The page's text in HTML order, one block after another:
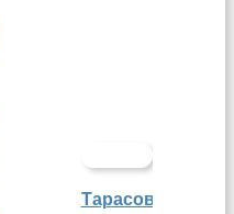
Тарасов